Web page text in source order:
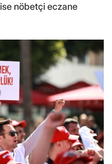
nöbetçi eczane